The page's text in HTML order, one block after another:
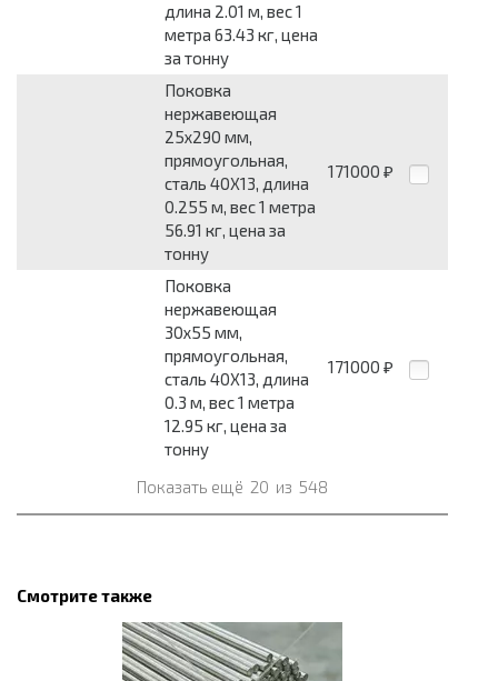
длина 2.01 м, вес 1
метра 63.43 кг, цена
за тонну
Поковка
нержавеющая
25x290 мм,
прямоугольная,
сталь 40Х13, длина
0.255 м, вес 1 метра
56.91 кг, цена за
тонну
171000 ₽
Поковка
нержавеющая
30x55 мм,
прямоугольная,
сталь 40Х13, длина
0.3 м, вес 1 метра
12.95 кг, цена за
тонну
171000 ₽
Показать ещё 20 из 548
Смотрите также